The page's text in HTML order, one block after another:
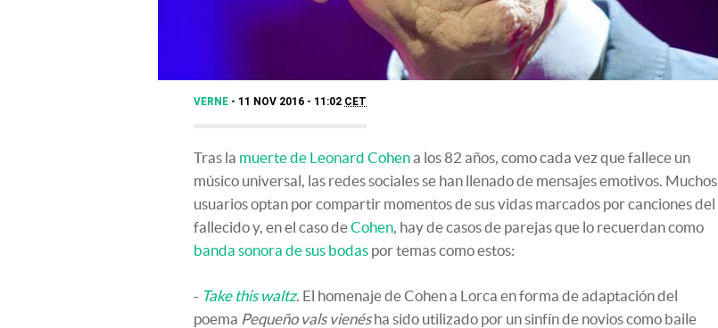
VERNE 11 NOV 2016 - 11:02 CET
Tras la muerte de Leonard Cohena los 82 años, como cada vez que fallece un
músico universal, las redes sociales se han llenado de mensajes emotivos. Muchos
usuarios optan por compartir momentos de sus vidas marcados por canciones del
fallecido y, en el caso deCohen, hay de casos de parejas que lo recuerdan como
banda sonora de sus bodas por temas como estos:
- Take this waltz. El homenaje de Cohen a Lorca en forma de adaptación del
poema Pequeño vals vienésha sido utilizado por un sinfín de novios como baile